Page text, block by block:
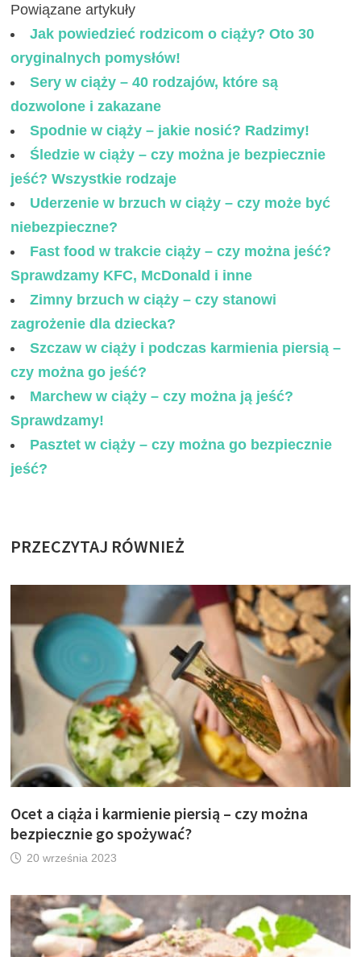
Powiązane artykuły
Jak powiedzieć rodzicom o ciąży? Oto 30
oryginalnych pomysłów!
Sery w ciąży – 40 rodzajów, które są
dozwolone i zakazane
Spodnie w ciąży – jakie nosić? Radzimy!
Śledzie w ciąży – czy można je bezpiecznie
jeść? Wszystkie rodzaje
Uderzenie w brzuch w ciąży – czy może być
niebezpieczne?
Fast food w trakcie ciąży – czy można jeść?
Sprawdzamy KFC, McDonald i inne
Zimny brzuch w ciąży – czy stanowi
zagrożenie dla dziecka?
Szczaw w ciąży i podczas karmienia piersią –
czy można go jeść?
Marchew w ciąży – czy można ją jeść?
Sprawdzamy!
Pasztet w ciąży – czy można go bezpiecznie
jeść?
PRZECZYTAJ RÓWNIEŻ
Ocet a ciąża i karmienie piersią – czy można
bezpiecznie go spożywać?
20 września 2023